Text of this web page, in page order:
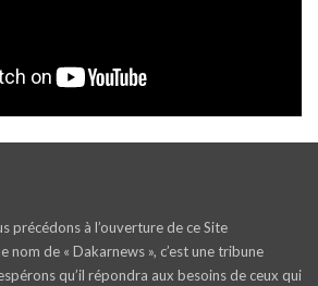
précédons à l’ouverture de ce Site
nom de « Dakarnews », c’est une tribune
qu’il répondra aux besoins de ceux qui